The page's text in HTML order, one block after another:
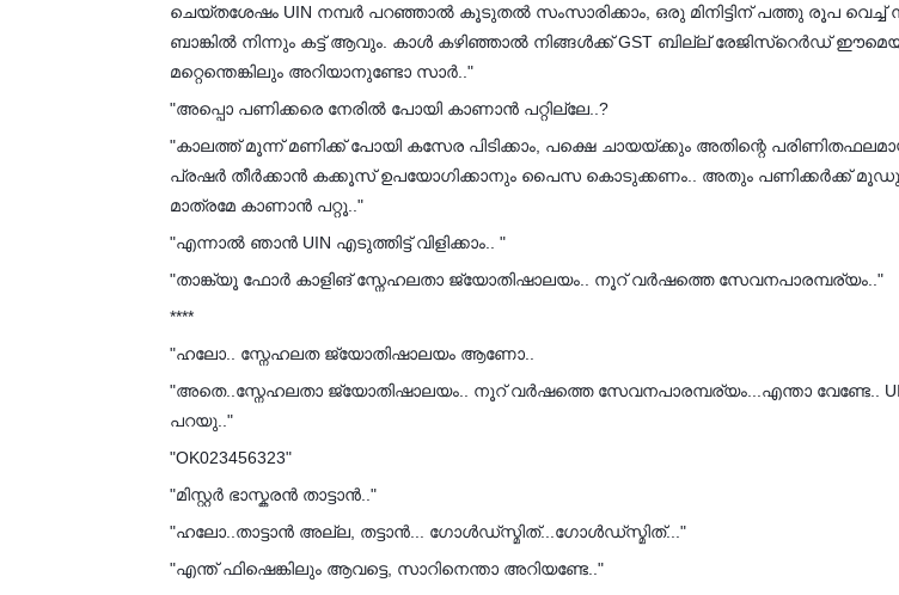
ചെയ്തശേഷം UIN നമ്പർ പറഞ്ഞാൽ കൂടുതൽ സംസാരിക്കാം, ഒരു മിനിട്ടിന് പത്തു രൂപ വെച്ച്
ബാങ്കിൽ നിന്നും കട്ട് ആവും. കാൾ കഴിഞ്ഞാൽ നിങ്ങൾക്ക് GST ബില്ല് രേജിസ്റെർഡ്
മറ്റെന്തെങ്കിലും അറിയാനുണ്ടോ സാർ.."
"അപ്പൊ പണിക്കരെ നേരിൽ പോയി കാണാൻ പറ്റില്ലേ..?
"കാലത്ത് മൂന്ന് മണിക്ക് പോയി കസേര പിടിക്കാം, പക്ഷെ ചായയ്ക്കും അതിന്റെ
പ്രഷർ തീർക്കാൻ കക്കൂസ് ഉപയോഗിക്കാനും പൈസ കൊടുക്കണം.. അതും പണിക്കർക്ക്
മാത്രമേ കാണാൻ പറ്റൂ.."
"എന്നാൽ ഞാൻ UIN എടുത്തിട്ട് വിളിക്കാം.. "
"താങ്ക്യൂ ഫോർ കാളിങ് സ്നേഹലതാ ജ്യോതിഷാലയം.. നൂറ് വർഷത്തെ സേവനപാരമ്പര്യം.."
****
"ഹലോ.. സ്നേഹലത ജ്യോതിഷാലയം ആണോ..
"അതെ..സ്നേഹലതാ ജ്യോതിഷാലയം.. നൂറ് വർഷത്തെ സേവനപാരമ്പര്യം...എന്താ വേണ്ടേ..
പറയു.."
"OK023456323"
"മിസ്റ്റർ ഭാസ്കരൻ താട്ടാൻ.."
"ഹലോ..താട്ടാൻ അല്ല, തട്ടാൻ... ഗോൾഡ്‌സ്മിത്...ഗോൾഡ്‌സ്മിത്..."
"എന്ത് ഫിഷെങ്കിലും ആവട്ടെ, സാറിനെന്താ അറിയണ്ടേ.."